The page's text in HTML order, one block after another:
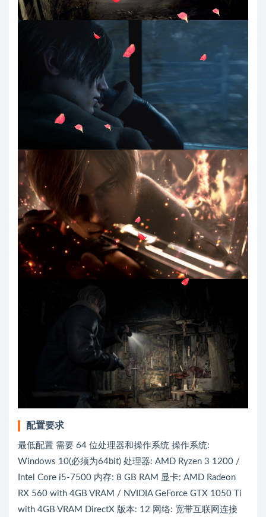
配置要求
最低配置 需要 64 位处理器和操作系统 操作系统:
Windows 10(必须为64bit) 处理器: AMD Ryzen 3 1200 /
Intel Core i5-7500 内存: 8 GB RAM 显卡: AMD Radeon
RX 560 with 4GB VRAM / NVIDIA GeForce GTX 1050 Ti
with 4GB VRAM DirectX 版本: 12 网络: 宽带互联网连接